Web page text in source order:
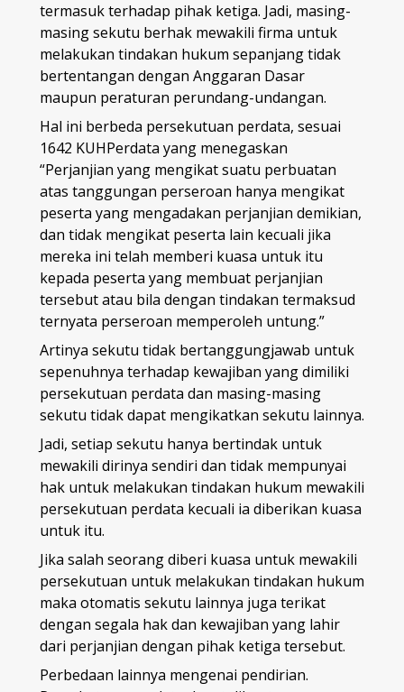
termasuk terhadap pihak ketiga. Jadi, masing-
masing sekutu berhak mewakili firma untuk
melakukan tindakan hukum sepanjang tidak
bertentangan dengan Anggaran Dasar
maupun peraturan perundang-undangan.
Hal ini berbeda persekutuan perdata, sesuai
1642 KUHPerdata yang menegaskan
“Perjanjian yang mengikat suatu perbuatan
atas tanggungan perseroan hanya mengikat
peserta yang mengadakan perjanjian demikian,
dan tidak mengikat peserta lain kecuali jika
mereka ini telah memberi kuasa untuk itu
kepada peserta yang membuat perjanjian
tersebut atau bila dengan tindakan termaksud
ternyata perseroan memperoleh untung.”
Artinya sekutu tidak bertanggungjawab untuk
sepenuhnya terhadap kewajiban yang dimiliki
persekutuan perdata dan masing-masing
sekutu tidak dapat mengikatkan sekutu lainnya.
Jadi, setiap sekutu hanya bertindak untuk
mewakili dirinya sendiri dan tidak mempunyai
hak untuk melakukan tindakan hukum mewakili
persekutuan perdata kecuali ia diberikan kuasa
untuk itu.
Jika salah seorang diberi kuasa untuk mewakili
persekutuan untuk melakukan tindakan hukum
maka otomatis sekutu lainnya juga terikat
dengan segala hak dan kewajiban yang lahir
dari perjanjian dengan pihak ketiga tersebut.
Perbedaan lainnya mengenai pendirian.